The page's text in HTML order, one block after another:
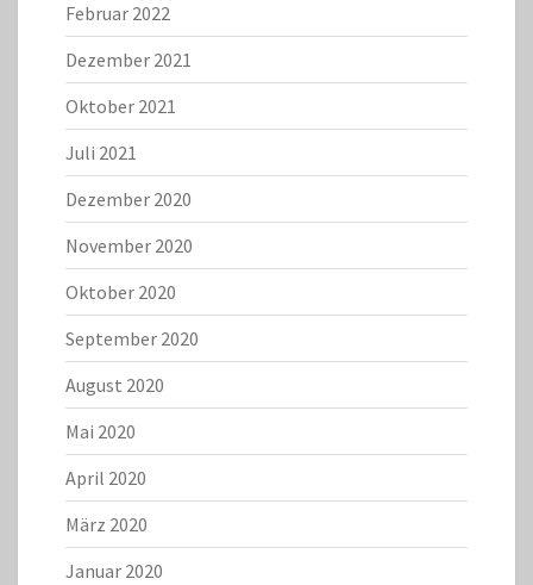
Februar 2022
Dezember 2021
Oktober 2021
Juli 2021
Dezember 2020
November 2020
Oktober 2020
September 2020
August 2020
Mai 2020
April 2020
März 2020
Januar 2020